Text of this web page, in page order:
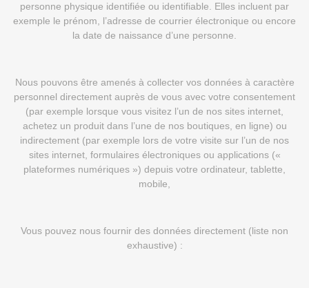
personne physique identifiée ou identifiable. Elles incluent par
exemple le prénom, l’adresse de courrier électronique ou encore
la date de naissance d’une personne.
Nous pouvons être amenés à collecter vos données à caractère
personnel directement auprès de vous avec votre consentement
(par exemple lorsque vous visitez l’un de nos sites internet,
achetez un produit dans l’une de nos boutiques, en ligne) ou
indirectement (par exemple lors de votre visite sur l’un de nos
sites internet, formulaires électroniques ou applications («
plateformes numériques ») depuis votre ordinateur, tablette,
mobile,
Vous pouvez nous fournir des données directement (liste non
exhaustive) :